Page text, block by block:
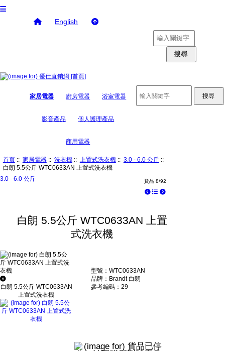
English
家居電器 廚房電器 浴室電器
影音產品 個人護理產品
商用電器
首頁:: 家居電器:: 洗衣機:: 上置式洗衣機:: 3.0 - 6.0 公斤::
白朗 5.5公斤 WTC0633AN 上置式洗衣機
3.0 - 6.0 公斤
貨品 8/92
白朗 5.5公斤 WTC0633AN 上置
式洗衣機
白朗 5.5公斤 WTC0633AN
上置式洗衣機
型號：WTC0633AN
品牌：Brandt 白朗
參考編碼：29